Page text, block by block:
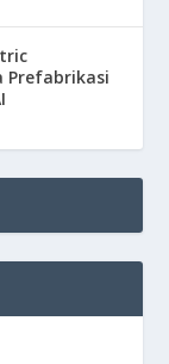
Prefabrikasi